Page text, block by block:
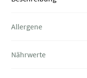
Allergene
Nährwerte